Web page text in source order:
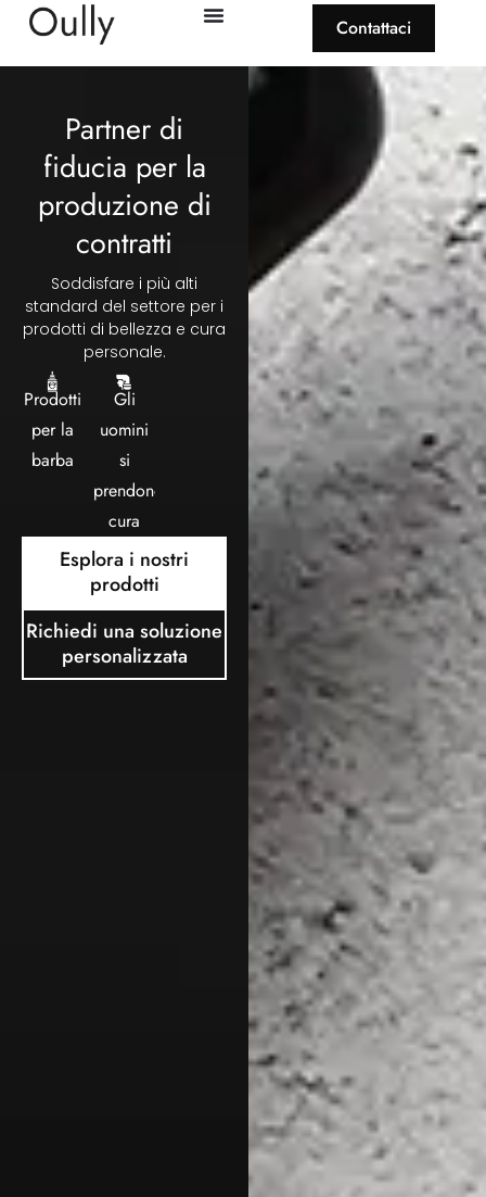
Contattaci
Partner di
fiducia per la
produzione di
contratti
Soddisfare i più alti
standard del settore per i
prodotti di bellezza e cura
personale.
Prodotti
per la
barba
Gli
uomini
si
prendono
cura
Esplora i nostri
prodotti
Richiedi una soluzione
personalizzata